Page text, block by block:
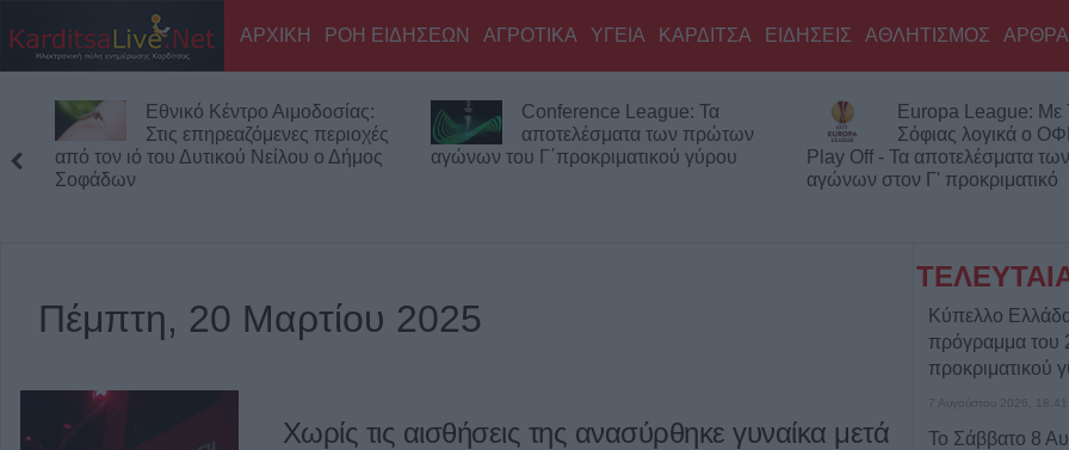
ΑΡΧΙΚΗ ΡΟΗ ΕΙΔΗΣΕΩΝ ΑΓΡΟΤΙΚΑ ΥΓΕΙΑ ΚΑΡΔΙΤΣΑ ΕΙΔΗΣΕΙΣ ΑΘΛΗΤΙΣΜΟΣ ΑΡΘΡΑ
Εθνικό Κέντρο Αιμοδοσίας:
Στις επηρεαζόμενες περιοχές
από τον ιό του Δυτικού Νείλου ο Δήμος
Σοφάδων
Conference League: Τα
αποτελέσματα των πρώτων
αγώνων του Γ΄προκριματικού γύρου
Europa League:
Σόφιας λογικά ο
Play Off - Τα αποτελέσματα
αγώνων στον Γ' προκριματικό
Πέμπτη, 20 Μαρτίου 2025
Χωρίς τις αισθήσεις της ανασύρθηκε γυναίκα μετά
Κύπελλο
πρόγραμμα του
προκριματικού
7 Αυγούστου 2026, 18:41
Το Σάββατο 8